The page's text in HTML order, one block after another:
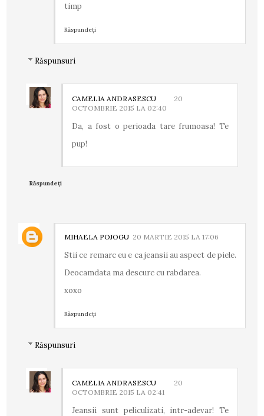
timp
Răspundeți
Răspunsuri
CAMELIA ANDRASESCU
20
OCTOMBRIE 2015 LA 02:40
Da, a fost o perioada tare frumoasa! Te
pup!
Răspundeți
MIHAELA POJOGU 20 MARTIE 2015 LA 17:06
Stii ce remarc eu e ca jeansii au aspect de piele.
Deocamdata ma descurc cu rabdarea.
xoxo
Răspundeți
Răspunsuri
CAMELIA ANDRASESCU
20
OCTOMBRIE 2015 LA 02:41
Jeansii sunt peliculizati, intr-adevar! Te